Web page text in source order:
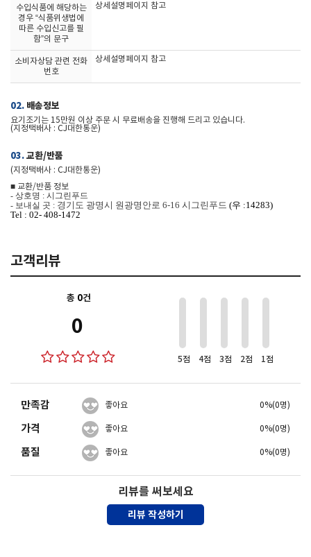
수입식품에 해당하는
경우 “식품위생법에
따른 수입신고를 필
함”의 문구
상세설명페이지 참고
소비자상담 관련 전화
번호
상세설명페이지 참고
02. 배송정보
요기조기는 15만원 이상 주문 시 무료배송을 진행해 드리고 있습니다.
(지정택배사 : CJ대한통운)
03.교환/반품
(지정택배사 : CJ대한통운)
■ 교환/반품 정보
- 상호명 : 시그린푸드
- 보내실 곳 : 경기도 광명시 원광명안로 6-16 시그린푸드 (우 :14283)
Tel : 02- 408-1472
고객리뷰
총 0건
0
5점 4점 3점 2점 1점
만족감 좋아요 0%(0명)
가격 좋아요 0%(0명)
품질 좋아요 0%(0명)
리뷰를 써보세요
리뷰 작성하기